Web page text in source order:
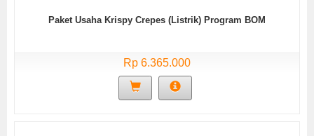
Paket Usaha Krispy Crepes (Listrik) Program BOM
Rp 6.365.000